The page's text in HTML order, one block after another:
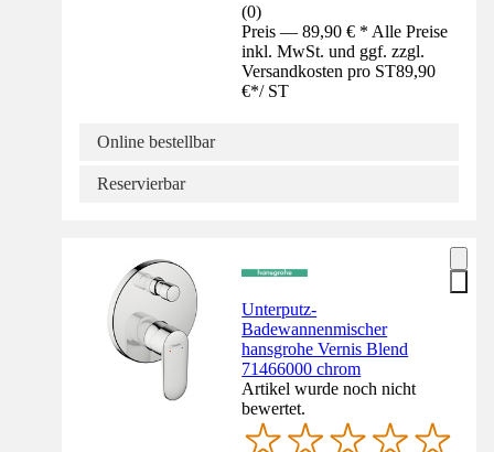
(0)
Preis — 89,90 € * Alle Preise
inkl. MwSt. und ggf. zzgl.
Versandkosten pro ST89,90
€*/ ST
Online bestellbar
Reservierbar
Unterputz-
Badewannenmischer
hansgrohe Vernis Blend
71466000 chrom
Artikel wurde noch nicht
bewertet.